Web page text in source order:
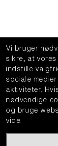
Vi bruger
sikre, at
indstille
sociale
aktiviteter.
nødvendige
og bruge
vide.